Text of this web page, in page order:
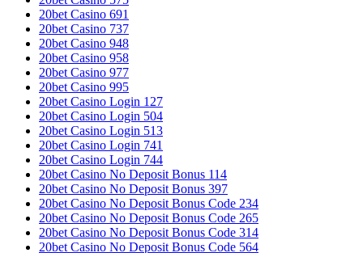
20bet Casino 691
20bet Casino 737
20bet Casino 948
20bet Casino 958
20bet Casino 977
20bet Casino 995
20bet Casino Login 127
20bet Casino Login 504
20bet Casino Login 513
20bet Casino Login 741
20bet Casino Login 744
20bet Casino No Deposit Bonus 114
20bet Casino No Deposit Bonus 397
20bet Casino No Deposit Bonus Code 234
20bet Casino No Deposit Bonus Code 265
20bet Casino No Deposit Bonus Code 314
20bet Casino No Deposit Bonus Code 564